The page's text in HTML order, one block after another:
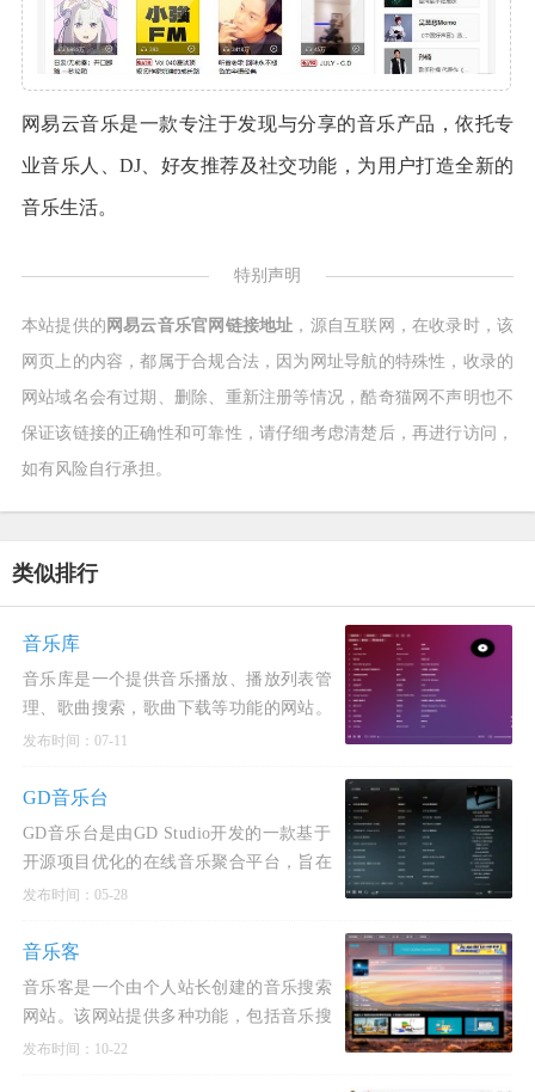
网易云音乐是一款专注于发现与分享的音乐产品，依托专
业音乐人、DJ、好友推荐及社交功能，为用户打造全新的
音乐生活。
特别声明
本站提供的 网易云音乐官网链接地址 ，源自互联网，在收录时，该
网页上的内容，都属于合规合法，因为网址导航的特殊性，收录的
网站域名会有过期、删除、重新注册等情况，酷奇猫网不声明也不
保证该链接的正确性和可靠性，请仔细考虑清楚后，再进行访问，
如有风险自行承担。
类似排行
音乐库
音乐库是一个提供音乐播放、播放列表管
理、歌曲搜索，歌曲下载等功能的网站。
发布时间：07-11
GD音乐台
GD音乐台是由GD Studio开发的一款基于
开源项目优化的在线音乐聚合平台，旨在
为用户提供高音质、全曲库的HiFi级聆听
稳定音源，最高支持24
发布时间：05-28
音乐客
音乐客是一个由个人站长创建的音乐搜索
网站。该网站提供多种功能，包括音乐搜
索、播放、下载、歌词同步显示以及个人
发布时间：10-22